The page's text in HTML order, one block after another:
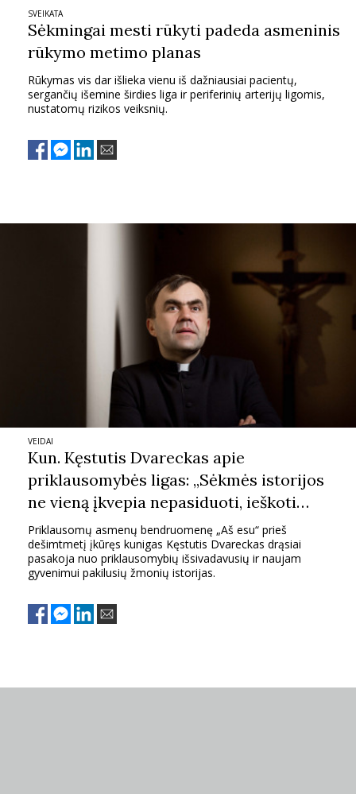
SVEIKATA
Sėkmingai mesti rūkyti padeda asmeninis
rūkymo metimo planas
Rūkymas vis dar išlieka vienu iš dažniausiai pacientų,
sergančių išemine širdies liga ir periferinių arterijų ligomis,
nustatomų rizikos veiksnių.
VEIDAI
Kun. Kęstutis Dvareckas apie
priklausomybės ligas: „Sėkmės istorijos
ne vieną įkvepia nepasiduoti, ieškoti
pagalbos“
Priklausomų asmenų bendruomenę „Aš esu“ prieš
dešimtmetį įkūręs kunigas Kęstutis Dvareckas drąsiai
pasakoja nuo priklausomybių išsivadavusių ir naujam
gyvenimui pakilusių žmonių istorijas.